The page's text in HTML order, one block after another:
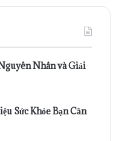
Nhân và Giải
Sức Khỏe Bạn Cần